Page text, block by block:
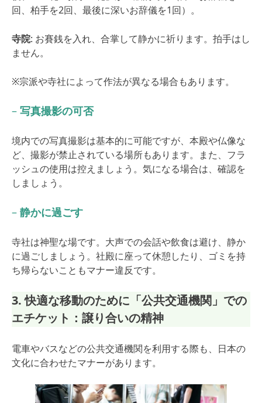
回、柏手を2回、最後に深いお辞儀を1回）。
寺院: お賽銭を入れ、合掌して静かに祈ります。拍手はし
ません。
※宗派や寺社によって作法が異なる場合もあります。
– 写真撮影の可否
境内での写真撮影は基本的に可能ですが、本殿や仏像な
ど、撮影が禁止されている場所もあります。また、フラ
ッシュの使用は控えましょう。気になる場合は、確認を
しましょう。
– 静かに過ごす
寺社は神聖な場です。大声での会話や飲食は避け、静か
に過ごしましょう。社殿に座って休憩したり、ゴミを持
ち帰らないこともマナー違反です。
3. 快適な移動のために「公共交通機関」での
エチケット：譲り合いの精神
電車やバスなどの公共交通機関を利用する際も、日本の
文化に合わせたマナーがあります。